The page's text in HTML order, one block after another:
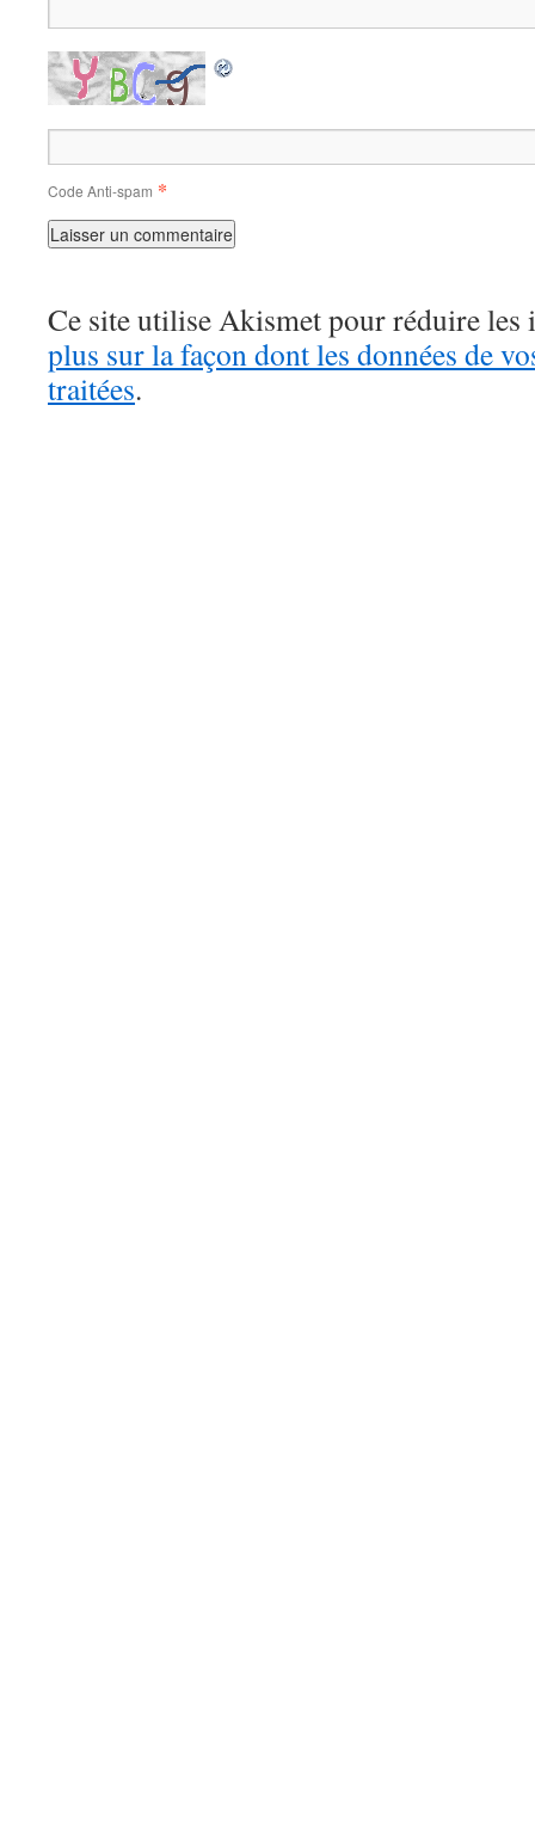
Code Anti-spam *
Ce site utilise Akismet pour réduire les
plus sur la façon dont les données de
traitées.